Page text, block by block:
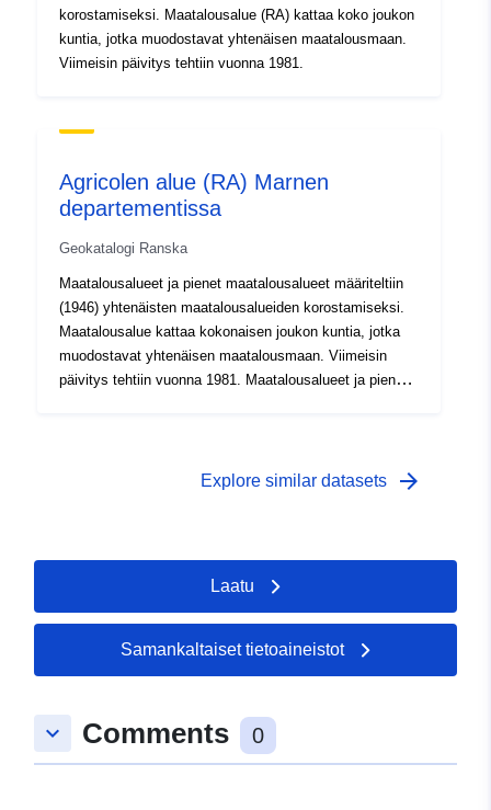
korostamiseksi. Maatalousalue (RA) kattaa koko joukon
kuntia, jotka muodostavat yhtenäisen maatalousmaan.
Viimeisin päivitys tehtiin vuonna 1981.
Agricolen alue (RA) Marnen
departementissa
Geokatalogi Ranska
Maatalousalueet ja pienet maatalousalueet määriteltiin
(1946) yhtenäisten maatalousalueiden korostamiseksi.
Maatalousalue kattaa kokonaisen joukon kuntia, jotka
muodostavat yhtenäisen maatalousmaan. Viimeisin
päivitys tehtiin vuonna 1981. Maatalousalueet ja pienet
yhtenäisen maatalousmaan. Viimeisin päivitys tehtiin
Explore similar datasets arrow_forward
Laatu
Samankaltaiset tietoaineistot
keyboard_arrow_down Comments 0